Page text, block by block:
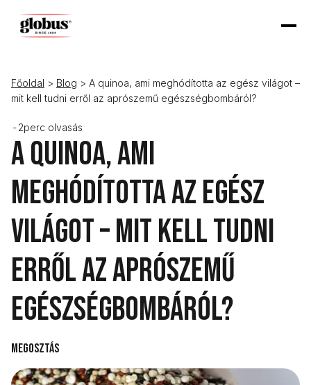
Főoldal > Blog > A quinoa, ami meghódította az egész világot –
mit kell tudni erről az aprószemű egészségbombáról?
-2perc olvasás
A quinoa, ami
meghódította az egész
világot – mit kell tudni
erről az aprószemű
egészségbombáról?
Megosztás